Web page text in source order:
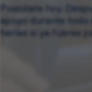
Postúlate hoy.
apoyo durante
harías si ya fueras